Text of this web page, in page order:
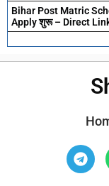
Bihar Post Matric
Apply शुरू – Direct